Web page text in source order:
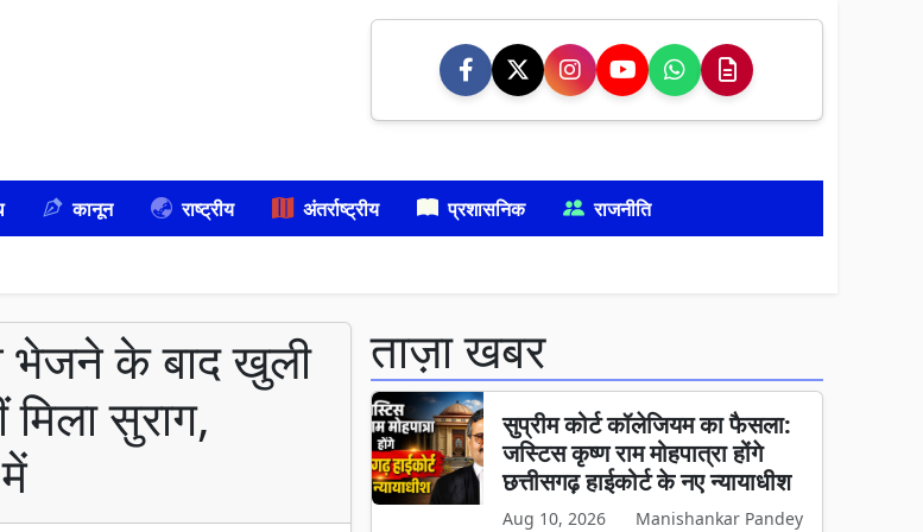
कानून राष्ट्रीय अंतर्राष्ट्रीय प्रशासनिक राजनीति
भेजने के बाद खुली
सुराग,
ताज़ा खबर
सुप्रीम कोर्ट कॉलेजियम का फैसला:
जस्टिस कृष्ण राम मोहपात्रा होंगे
छत्तीसगढ़ हाईकोर्ट के नए न्यायाधीश
Aug 10, 2026 Manishankar Pandey